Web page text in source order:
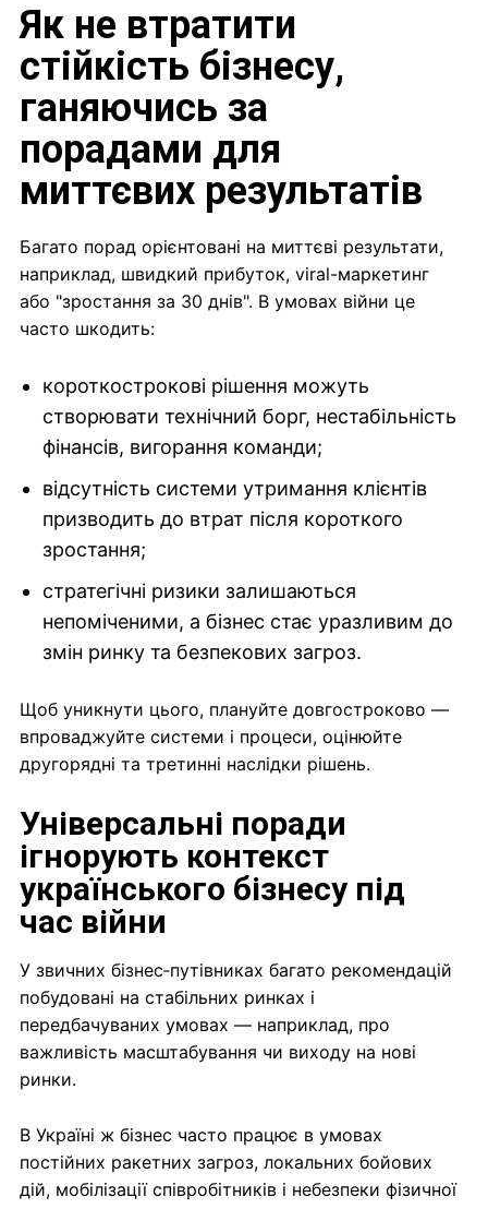
Як не втратити
стійкість бізнесу,
ганяючись за
порадами для
миттєвих результатів
Багато порад орієнтовані на миттєві результати,
наприклад, швидкий прибуток, viral-маркетинг
або "зростання за 30 днів". В умовах війни це
часто шкодить:
короткострокові рішення можуть
створювати технічний борг, нестабільність
фінансів, вигорання команди;
відсутність системи утримання клієнтів
призводить до втрат після короткого
зростання;
стратегічні ризики залишаються
непоміченими, а бізнес стає уразливим до
змін ринку та безпекових загроз.
Щоб уникнути цього, плануйте довгостроково —
впроваджуйте системи і процеси, оцінюйте
другорядні та третинні наслідки рішень.
Універсальні поради
ігнорують контекст
українського бізнесу під
час війни
У звичних бізнес‑путівниках багато рекомендацій
побудовані на стабільних ринках і
передбачуваних умовах — наприклад, про
важливість масштабування чи виходу на нові
ринки.
В Україні ж бізнес часто працює в умовах
постійних ракетних загроз, локальних бойових
дій, мобілізації співробітників і небезпеки фізичної